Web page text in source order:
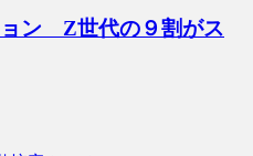
ョン Z世代の９割がス